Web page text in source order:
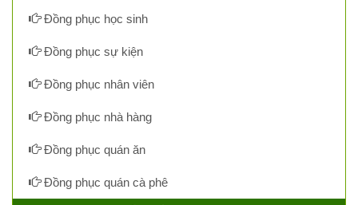
Đồng phục học sinh
Đồng phục sự kiện
Đồng phục nhân viên
Đồng phục nhà hàng
Đồng phục quán ăn
Đồng phục quán cà phê